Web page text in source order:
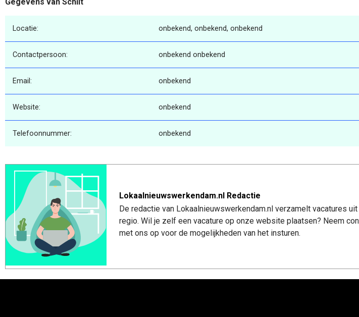
Locatie: onbekend, onbekend, onbekend
Contactpersoon: onbekend onbekend
Email: onbekend
Website: onbekend
Telefoonnummer: onbekend
Lokaalnieuwswerkendam.nl Redactie
De redactie van Lokaalnieuwswerkendam.nl verzamelt vacatures
regio. Wil je zelf een vacature op onze website plaatsen? Neem
met ons op voor de mogelijkheden van het insturen.